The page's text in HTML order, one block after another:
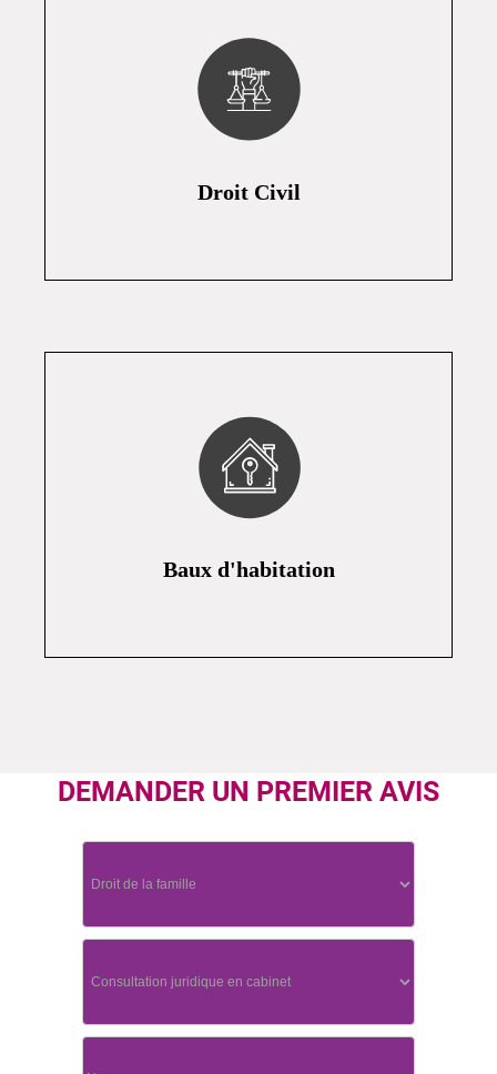
Droit Civil
Baux d'habitation
DEMANDER UN PREMIER AVIS